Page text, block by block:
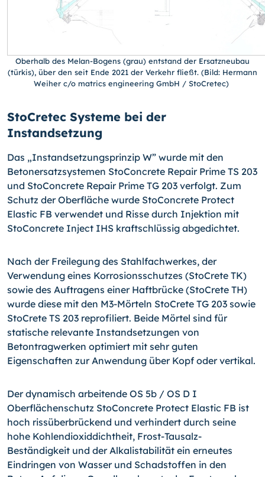
Oberhalb des Melan-Bogens (grau) entstand der Ersatzneubau
(türkis), über den seit Ende 2021 der Verkehr fließt. (Bild: Hermann
Weiher c/o matrics engineering GmbH / StoCretec)
StoCretec Systeme bei der
Instandsetzung
Das „Instandsetzungsprinzip W” wurde mit den
Betonersatzsystemen StoConcrete Repair Prime TS 203
und StoConcrete Repair Prime TG 203 verfolgt. Zum
Schutz der Oberfläche wurde StoConcrete Protect
Elastic FB verwendet und Risse durch Injektion mit
StoConcrete Inject IHS kraftschlüssig abgedichtet.
Nach der Freilegung des Stahlfachwerkes, der
Verwendung eines Korrosionsschutzes (StoCrete TK)
sowie des Auftragens einer Haftbrücke (StoCrete TH)
wurde diese mit den M3-Mörteln StoCrete TG 203 sowie
StoCrete TS 203 reprofiliert. Beide Mörtel sind für
statische relevante Instandsetzungen von
Betontragwerken optimiert mit sehr guten
Eigenschaften zur Anwendung über Kopf oder vertikal.
Der dynamisch arbeitende OS 5b / OS D I
Oberflächenschutz StoConcrete Protect Elastic FB ist
hoch rissüberbrückend und verhindert durch seine
hohe Kohlendioxiddichtheit, Frost-Tausalz-
Beständigkeit und der Alkalistabilität ein erneutes
Eindringen von Wasser und Schadstoffen in den